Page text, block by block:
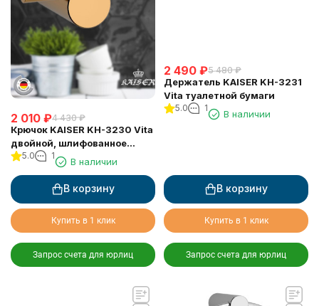
2 010 ₽4 430 ₽
Крючок KAISER KH-3230 Vita
двойной, шлифованное
золото
5.0 1
В наличии
В корзину
Купить в 1 клик
Запрос счета для юрлиц
2 490 ₽5 480 ₽
Держатель KAISER KH-3231
Vita туалетной бумаги
5.0 1
В наличии
В корзину
Купить в 1 клик
Запрос счета для юрлиц